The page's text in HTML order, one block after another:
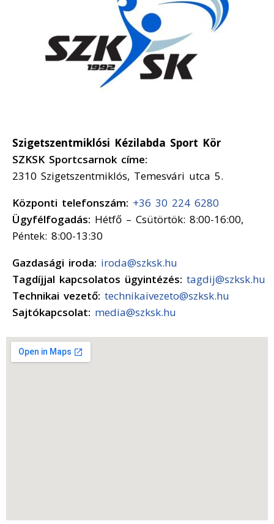
Szigetszentmiklósi Kézilabda Sport Kör
SZKSK Sportcsarnok címe:
2310 Szigetszentmiklós, Temesvári utca 5.
Központi telefonszám: +36 30 224 6280
Ügyfélfogadás: Hétfő – Csütörtök: 8:00-16:00,
Péntek: 8:00-13:30
Gazdasági iroda: iroda@szksk.hu
Tagdíjjal kapcsolatos ügyintézés: tagdij@szksk.hu
Technikai vezető: technikaivezeto@szksk.hu
Sajtókapcsolat: media@szksk.hu